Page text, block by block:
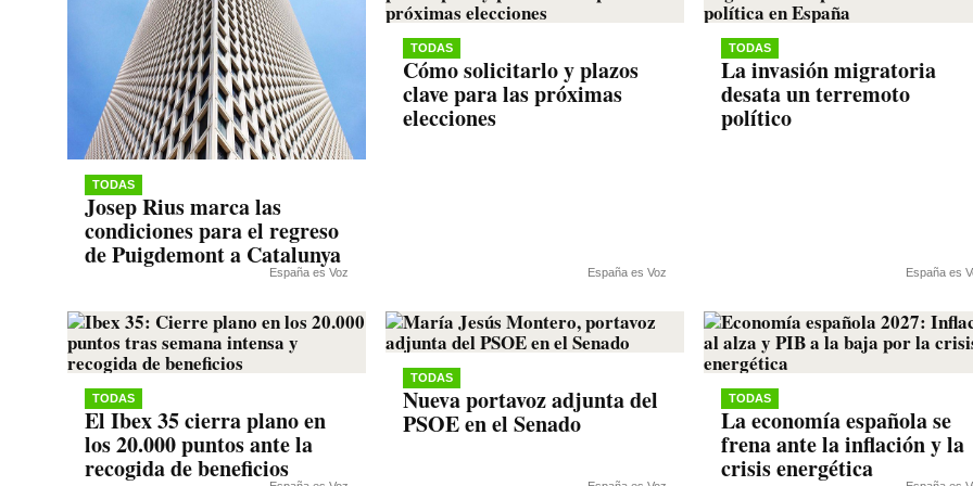
TODAS
Josep Rius marca las
condiciones para el regreso
de Puigdemont a Catalunya
España es Voz
TODAS
Cómo solicitarlo y plazos
clave para las próximas
elecciones
España es Voz
TODAS
La invasión migratoria
desata un terremoto
político
España es
TODAS
El Ibex 35 cierra plano en
los 20.000 puntos ante la
recogida de beneficios
TODAS
Nueva portavoz adjunta del
PSOE en el Senado
TODAS
La economía española se
frena ante la inflación y la
crisis energética